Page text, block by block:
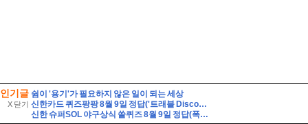
인기글
X 닫기
쉼이 '용기'가 필요하지 않은 일이 되는 세상
신한카드 퀴즈팡팡 8월 9일 정답('트래블 Discover-Day! 준비부터 설레는 여행 필수 아이템 특가전'에서 판매되는 특가 상품이 아닌 것은?)
신한 슈퍼SOL 야구상식 쏠퀴즈 8월 9일 정답(폭염으로 인한 경기 취소로 2026 신한 SOL KBO 리그 가을 일정에 부담이 커졌습니다. KBO 정규시즌 한 팀당 치르는 경수는 총 몇 경기 일까요?)